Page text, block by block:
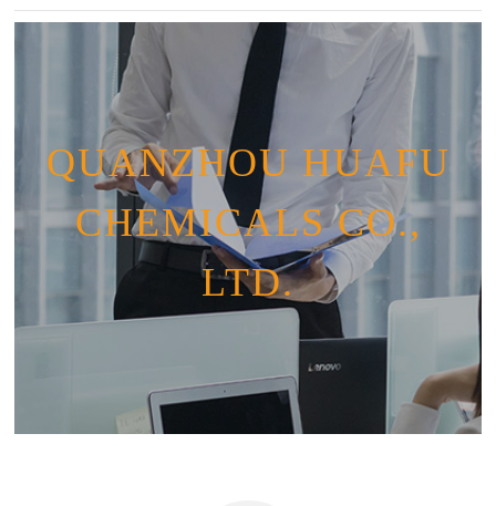
QUANZHOU HUAFU
CHEMICALS CO.,
LTD.